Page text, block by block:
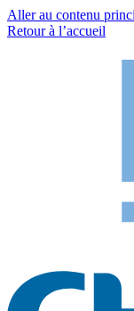
Aller au contenu
Retour à l’accueil